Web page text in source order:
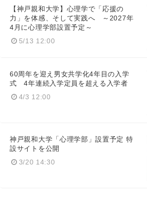
【神戸親和大学】心理学で「応援の
力」を体感、そして実践へ ～2027年
4月に心理学部設置予定～
5/13 12:00
60周年を迎え男女共学化4年目の入学
式 4年連続入学定員を超える入学者
4/3 12:00
神戸親和大学「心理学部」設置予定 特
設サイトを公開
3/20 14:30